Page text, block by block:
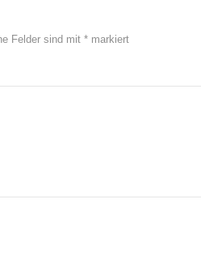
Felder sind mit * markiert